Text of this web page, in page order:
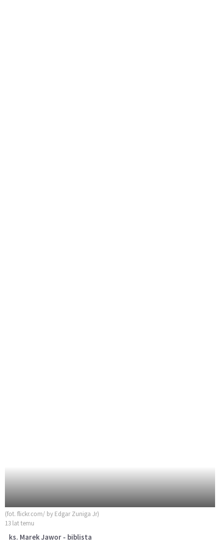
(fot. flickr.com/ by Edgar Zuniga Jr)
13 lat temu
ks. Marek Jawor - biblista